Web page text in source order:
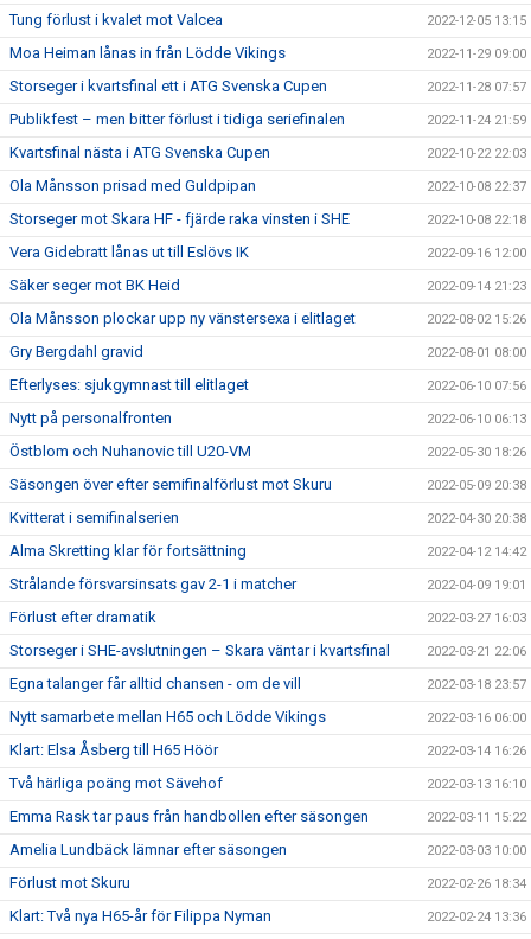
Tung förlust i kvalet mot Valcea 2022-12-05 13:15
Moa Heiman lånas in från Lödde Vikings 2022-11-29 09:00
Storseger i kvartsfinal ett i ATG Svenska Cupen 2022-11-28 07:57
Publikfest – men bitter förlust i tidiga seriefinalen 2022-11-24 21:59
Kvartsfinal nästa i ATG Svenska Cupen 2022-10-22 22:03
Ola Månsson prisad med Guldpipan 2022-10-08 22:37
Storseger mot Skara HF - fjärde raka vinsten i SHE 2022-10-08 22:18
Vera Gidebratt lånas ut till Eslövs IK 2022-09-16 12:00
Säker seger mot BK Heid 2022-09-14 21:23
Ola Månsson plockar upp ny vänstersexa i elitlaget 2022-08-02 15:26
Gry Bergdahl gravid 2022-08-01 08:00
Efterlyses: sjukgymnast till elitlaget 2022-06-10 07:56
Nytt på personalfronten 2022-06-10 06:13
Östblom och Nuhanovic till U20-VM 2022-05-30 18:26
Säsongen över efter semifinalförlust mot Skuru 2022-05-09 20:38
Kvitterat i semifinalserien 2022-04-30 20:38
Alma Skretting klar för fortsättning 2022-04-12 14:42
Strålande försvarsinsats gav 2-1 i matcher 2022-04-09 19:01
Förlust efter dramatik 2022-03-27 16:03
Storseger i SHE-avslutningen – Skara väntar i kvartsfinal 2022-03-21 22:06
Egna talanger får alltid chansen - om de vill 2022-03-18 23:57
Nytt samarbete mellan H65 och Lödde Vikings 2022-03-16 06:00
Klart: Elsa Åsberg till H65 Höör 2022-03-14 16:26
Två härliga poäng mot Sävehof 2022-03-13 16:10
Emma Rask tar paus från handbollen efter säsongen 2022-03-11 15:22
Amelia Lundbäck lämnar efter säsongen 2022-03-03 10:00
Förlust mot Skuru 2022-02-26 18:34
Klart: Två nya H65-år för Filippa Nyman 2022-02-24 13:36